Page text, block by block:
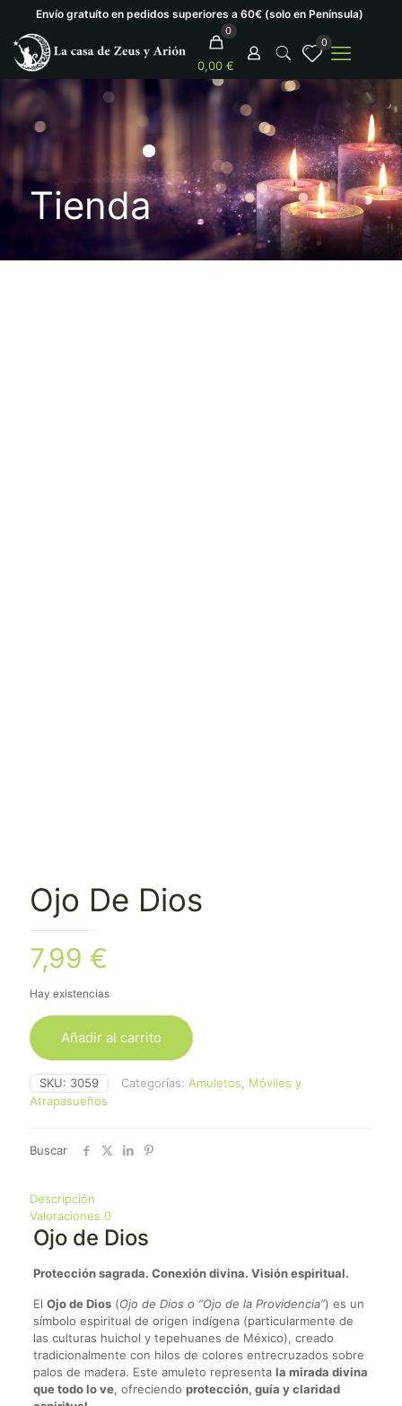
Envío gratuíto en pedidos superiores a 60€ (solo en Península)
0
0,00 €
0
Tienda
Ojo De Dios
7,99 €
Hay existencias
Añadir al carrito
SKU: 3059 Categorías: Amuletos
Móviles y
Atrapasueños
Buscar
Descripción
Valoraciones 0
Ojo de Dios
Protección sagrada. Conexión divina. Visión espiritual.
El Ojo de Dios(Ojo de Dios o “Ojo de la Providencia”) es un
símbolo espiritual de origen indígena (particularmente de
las culturas huichol y tepehuanes de México), creado
tradicionalmente con hilos de colores entrecruzados sobre
palos de madera. Este amuleto representa la mirada divina
que todo lo ve, ofreciendo protección, guía y claridad